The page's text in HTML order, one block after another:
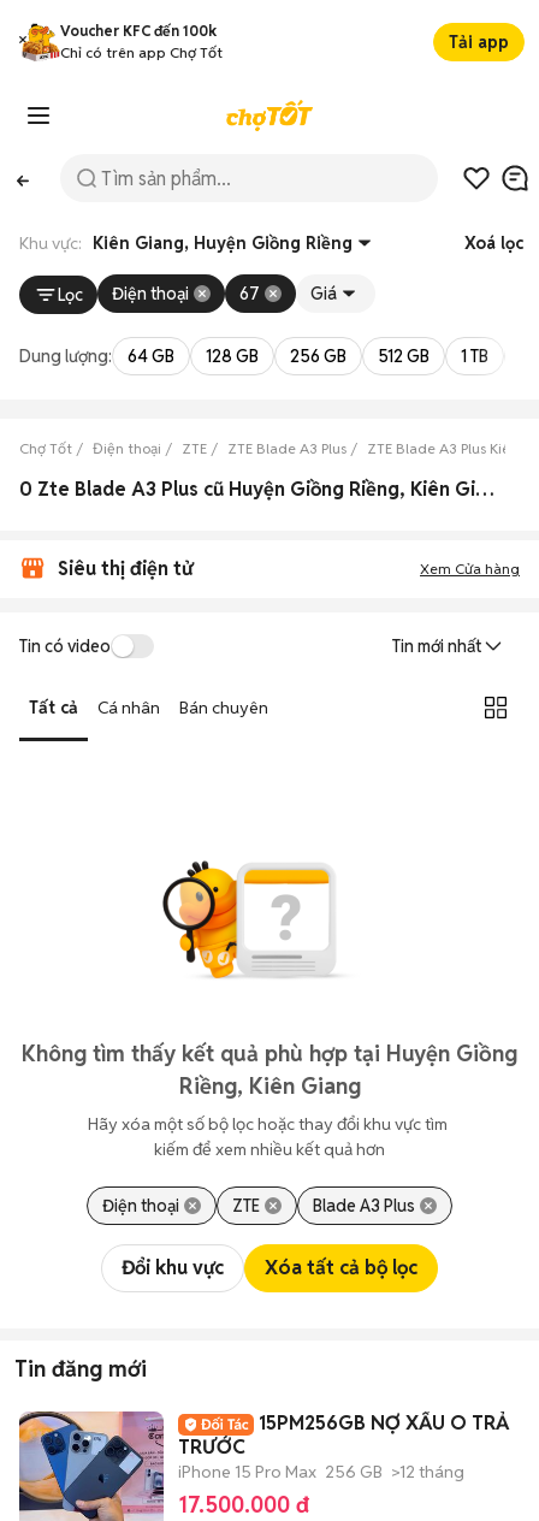
Voucher KFC đến 100k
Chỉ có trên app Chợ Tốt
Tải app
Khu vực: Kiên Giang, Huyện Giồng Riềng Xoá lọc
Lọc Điện thoại 67 Giá
Dung lượng: 64 GB 128 GB 256 GB 512 GB 1 TB
Chợ Tốt Điện thoại ZTE ZTE Blade A3 Plus ZTE Blade A3 Plus Kiên
0 Zte Blade A3 Plus cũ Huyện Giồng Riềng, Kiên Giang đẹp
Siêu thị điện tử Xem Cửa hàng
Tin có video Tin mới nhất
Tất cả Cá nhân Bán chuyên
Không tìm thấy kết quả phù hợp tại Huyện Giồng
Riềng, Kiên Giang
Hãy xóa một số bộ lọc hoặc thay đổi khu vực tìm
kiếm để xem nhiều kết quả hơn
Điện thoại ZTE Blade A3 Plus
Đổi khu vực Xóa tất cả bộ lọc
Tin đăng mới
15PM256GB NỢ XẤU O TRẢ
TRƯỚC
iPhone 15 Pro Max 256 GB >12 tháng
17.500.000 đ